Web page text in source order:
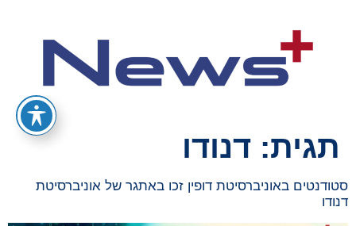
תגית: דנודו
סטודנטים באוניברסיטת דופין זכו באתגר של אוניברסיטת
דנודו